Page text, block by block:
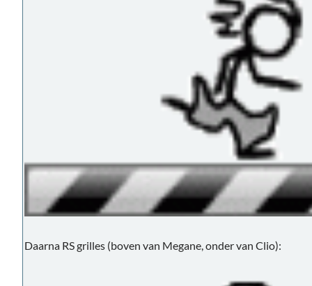
Daarna RS grilles (boven van Megane, onder van Clio):